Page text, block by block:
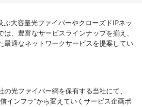
ぶ大容量光ファイバーやクローズドIPネッ
は、豊富なサービスラインナップを揃え、
最適なネットワークサービスを提案してい
光ファイバー網を保有する当社にて、
インフラ”から変えていくサービス企画ポ